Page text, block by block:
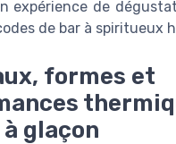
expérience de
de bar à spiritueux
formes et
glaçon